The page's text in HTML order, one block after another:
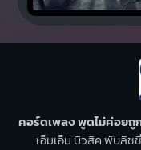
คอร์ดเพลง พูดไม่ค่อยถู
เอ็มเอ็ม มิวสิค พับลิช